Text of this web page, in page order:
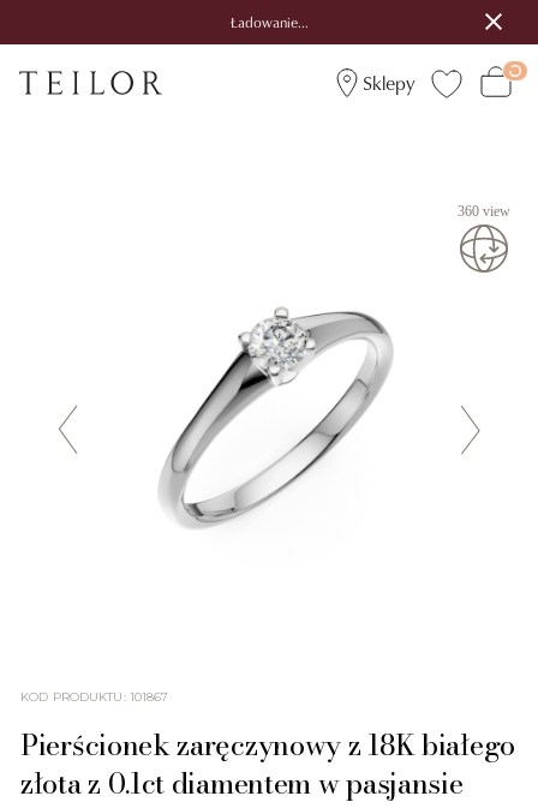
Ładowanie...
Sklepy
360 view
KOD PRODUKTU: 101867
Pierścionek zaręczynowy z 18K białego
złota z 0.1ct diamentem w pasjansie